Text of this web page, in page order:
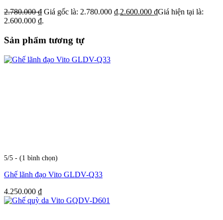
2.780.000₫ Giá gốc là: 2.780.000 ₫.2.600.000 ₫Giá hiện tại là:
2.600.000 ₫.
Sản phẩm tương tự
5/5 - (1 bình chọn)
Ghế lãnh đạo Vito GLDV-Q33
4.250.000 ₫